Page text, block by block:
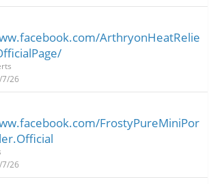
ArthryonHeatRelie
7/26
FrostyPureMiniPor
7/26